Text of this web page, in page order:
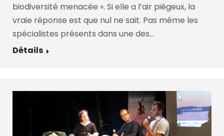
biodiversité menacée ». Si elle a l’air piégeux, la
vraie réponse est que nul ne sait. Pas même les
spécialistes présents dans une des…
Détails